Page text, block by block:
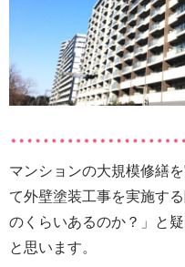
マンションの大規模修繕
て外壁塗装工事を実施す
のくらいあるのか？」と
と思います。